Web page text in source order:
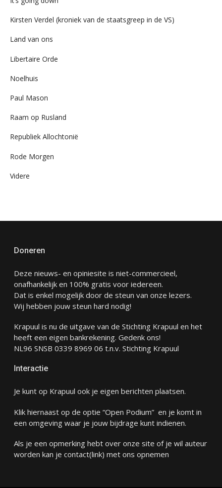
Kirsten Verdel (kroniek van de staatsgreep in de VS)
Land van ons
Libertaire Orde
Noelhuis
Paul Mason
Raam op Rusland
Republiek Allochtonië
Rode Morgen
Videre
Doneren
Deze nieuws- en opiniesite is niet-commercieel,
onafhankelijk en 100% gratis voor iedereen.
Dat is enkel mogelijk door de steun van onze lezers.
Wij hebben jouw steun hard nodig!
Krapuul is nu de uitgave van de Stichting Krapuul en het
heeft een eigen bankrekening. Gedenk ons!
NL96 SNSB 0339 8969 06 t.n.v. Stichting Krapuul
Interactie
Je kunt op Krapuul ook je eigen berichten plaatsen.
Klik hiernaast op de optie “Open Podium” en je komt in
een omgeving waar je jouw bijdrage kunt indienen.
Als je een opmerking hebt over onze site of je wil auteur
worden kan je contact(link) met ons opnemen